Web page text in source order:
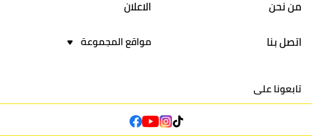
من نحن
الاعلان
اتصل بنا
مواقع المجموعة
تابعونا على